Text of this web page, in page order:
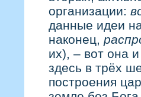
организации:
данные идеи
наконец,
их), – вот она
здесь в трёх
построения